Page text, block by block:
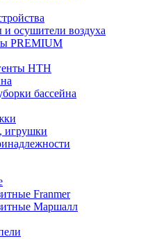
осушители воздуха
PREMIUM
HTH
бассейна
игрушки
Franmer
Маршалл